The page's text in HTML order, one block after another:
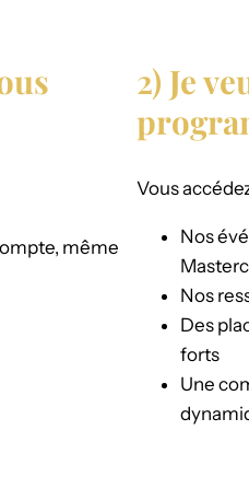
même
2) Je
Vous
Nos
Nos
Des
forts
Une